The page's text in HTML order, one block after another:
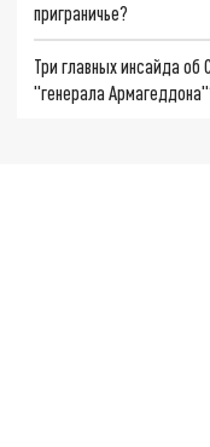
приграничье?
Три главных инсайда
"генерала